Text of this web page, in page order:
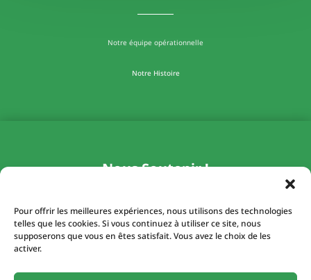
Pour offrir les meilleures expériences, nous utilisons des technologies
telles que les cookies. Si vous continuez à utiliser ce site, nous
supposerons que vous en êtes satisfait. Vous avez le choix de les
activer.
Notre équipe opérationnelle
Notre Histoire
Nous Soutenir !
Soutenez-nous en devenant membre de
l’association. En payant une cotisation
annuelle, vous contribuez à la réalisation
et au développement de nos activités, et
écologique autour de vous.